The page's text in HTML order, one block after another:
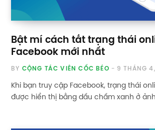
Bật mí cách tắt trạng thái
Facebook mới nhất
BY CỘNG TÁC VIÊN CỐC BÉO 9 THÁNG
Khi bạn truy cập Facebook, trạng thái
được hiển thị bằng dấu chấm xanh ở